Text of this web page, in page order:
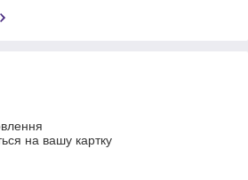
на вашу картку